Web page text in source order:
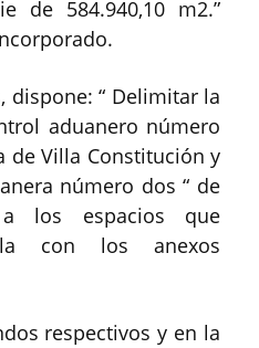
de 584.940,10 m2.”
dispone: “ Delimitar la
aduanero número
de Villa Constitución y
número dos “ de
los espacios que
con los anexos
respectivos y en la